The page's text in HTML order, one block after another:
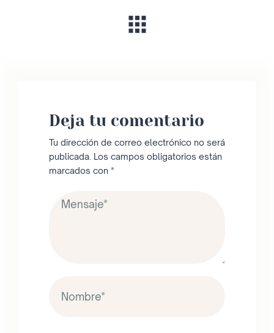
Deja tu comentario
Tu dirección de correo electrónico no será
publicada. Los campos obligatorios están
marcados con *